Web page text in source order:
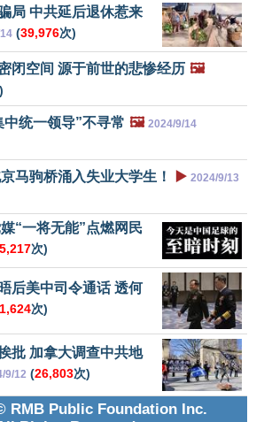
局 中共延后退休惹来
(39,976次)
闭空间 源于前世的悲惨经历 🖼️
统一领导”不寻常 🖼️ 2024/9/14
马驹桥涌入失业大学生！ ▶️ 2024/9/13
“一将无能”点燃网民
次)
后美中司令通话 透何
次)
批 加拿大调查中共地
9/12 (26,803次)
RMB Public Foundation Inc.